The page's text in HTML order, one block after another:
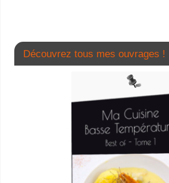
Découvrez tous mes ouvrages !